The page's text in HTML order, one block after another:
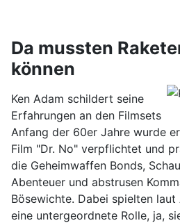
Da mussten
können
Ken Adam schildert seine
Erfahrungen an den Filmsets
Anfang der 60er Jahre wurde
Film "Dr. No" verpflichtet und
die Geheimwaffen Bonds,
Abenteuer und abstrusen
Bösewichte. Dabei spielten
eine untergeordnete Rolle, ja,